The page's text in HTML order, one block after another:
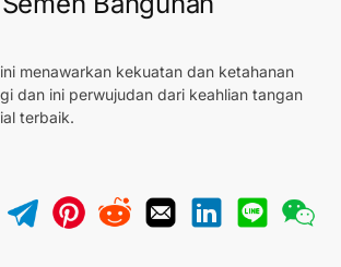
menawarkan kekuatan dan ketahanan
dan ini perwujudan dari keahlian tangan
terbaik.